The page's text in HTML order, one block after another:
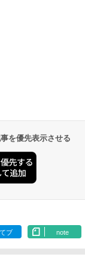
を優先表示させる
ブ note